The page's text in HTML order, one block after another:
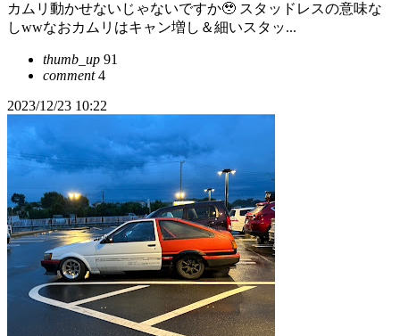
カムリ動かせないじゃないですか🥹 スタッドレスの意味な
しwwなおカムリはキャン増し＆細いスタッ...
thumb_up 91
comment4
2023/12/23 10:22